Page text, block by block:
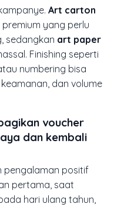
Art carton
yang perlu
sedangkan art paper
Finishing seperti
numbering bisa
dan volume
voucher
dan kembali
pengalaman positif
pertama, saat
hari ulang tahun,